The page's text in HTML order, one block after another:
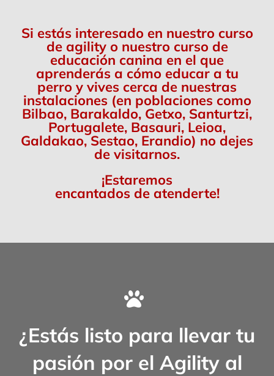
Si estás interesado en nuestro curso
de agility o nuestro curso de
educación canina en el que
aprenderás a cómo educar a tu
perro y vives cerca de nuestras
instalaciones (en poblaciones como
Bilbao, Barakaldo, Getxo, Santurtzi,
Portugalete, Basauri, Leioa,
Galdakao, Sestao, Erandio) no dejes
de visitarnos.
¡Estaremos
encantados de atenderte!
¿Estás listo para llevar tu
pasión por el Agility al